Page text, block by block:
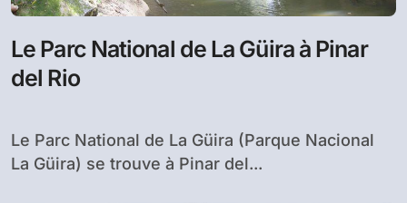
Le Parc National de La Güira à Pinar
del Rio
Le Parc National de La Güira (Parque Nacional
La Güira) se trouve à Pinar del...